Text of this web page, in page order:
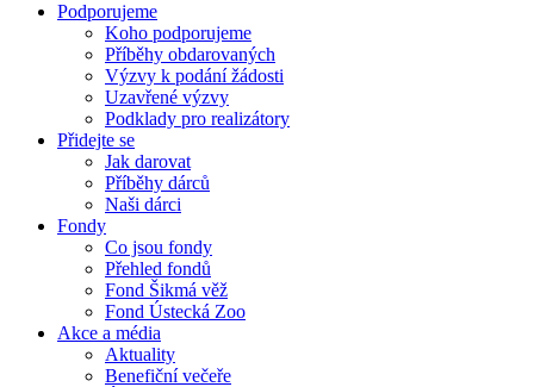
Podporujeme
Koho podporujeme
Příběhy obdarovaných
Výzvy k podání žádosti
Uzavřené výzvy
Podklady pro realizátory
Přidejte se
Jak darovat
Příběhy dárců
Naši dárci
Fondy
Co jsou fondy
Přehled fondů
Fond Šikmá věž
Fond Ústecká Zoo
Akce a média
Aktuality
Benefiční večeře